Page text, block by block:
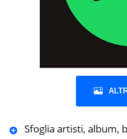
Sfoglia artisti, album,